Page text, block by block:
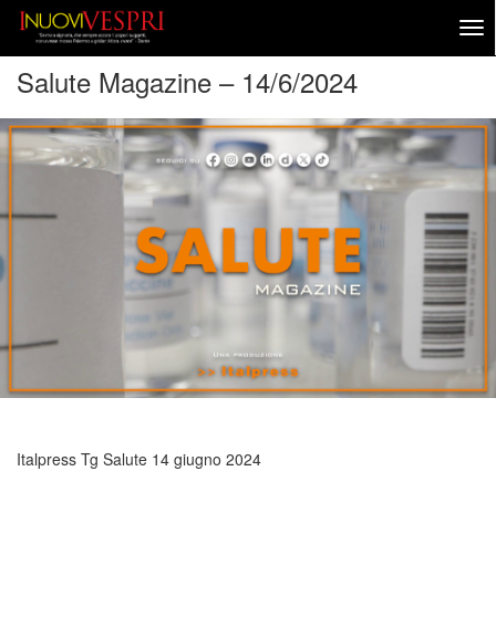
Salute Magazine – 14/6/2024
Italpress Tg Salute 14 giugno 2024